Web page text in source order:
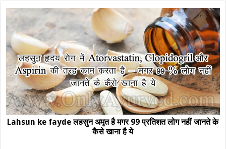
Lahsun ke fayde लहसुन अमृत है मगर 99 प्रतिशत लोग नहीं जानते के
कैसे खाना है ये